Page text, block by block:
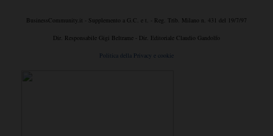
BusinessCommunity.it - Supplemento a G.C. e t. - Reg. Trib. Milano n. 431 del 19/7/97
Dir. Responsabile Gigi Beltrame - Dir. Editoriale Claudio Gandolfo
Politica della Privacy e cookie